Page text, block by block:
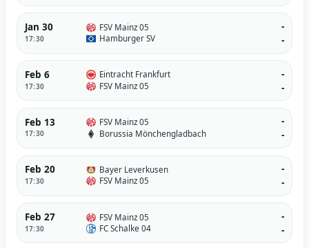
Jan 30
17:30
FSV Mainz 05
Hamburger SV
-
-
Feb 6
17:30
Eintracht Frankfurt
FSV Mainz 05
-
-
Feb 13
17:30
FSV Mainz 05
Borussia Mönchengladbach
-
-
Feb 20
17:30
Bayer Leverkusen
FSV Mainz 05
-
-
Feb 27
17:30
FSV Mainz 05
FC Schalke 04
-
-